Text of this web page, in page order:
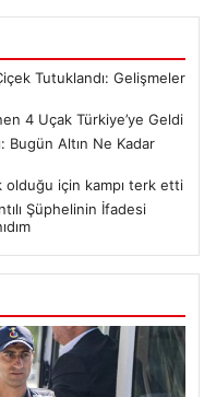
Tutuklandı: Gelişmeler
4 Uçak Türkiye’ye Geldi
Bugün Altın Ne Kadar
olduğu için kampı terk etti
Şüphelinin İfadesi